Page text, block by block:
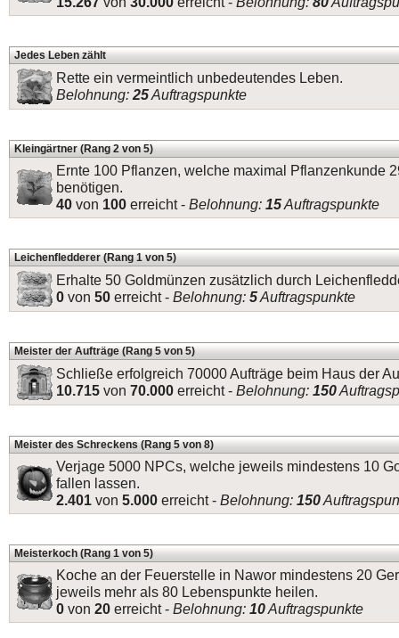
Jedes Leben zählt
Rette ein vermeintlich unbedeutendes Leben.
Belohnung: 25Auftragspunkte
Kleingärtner (Rang 2 von 5)
Ernte 100 Pflanzen, welche maximal Pflanzenkunde
benötigen.
40 von 100 erreicht - Belohnung: 15Auftragspunkte
Leichenfledderer (Rang 1 von 5)
Erhalte 50 Goldmünzen zusätzlich durch
0 von 50 erreicht - Belohnung: 5Auftragspunkte
Meister der Aufträge (Rang 5 von 5)
Schließe erfolgreich 70000 Aufträge beim Haus der
10.715 von 70.000 erreicht - Belohnung: 150
Meister des Schreckens (Rang 5 von 8)
Verjage 5000 NPCs, welche jeweils mindestens 10
fallen lassen.
2.401 von 5.000 erreicht - Belohnung: 150
Meisterkoch (Rang 1 von 5)
Koche an der Feuerstelle in Nawor mindestens 20
jeweils mehr als 80 Lebenspunkte heilen.
0 von 20 erreicht - Belohnung: 10Auftragspunkte